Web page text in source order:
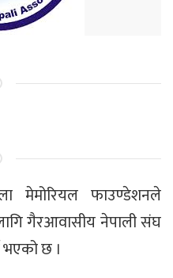
मेमोरियल फाउण्डेशनले
गैरआवासीय नेपाली संघ
छ ।